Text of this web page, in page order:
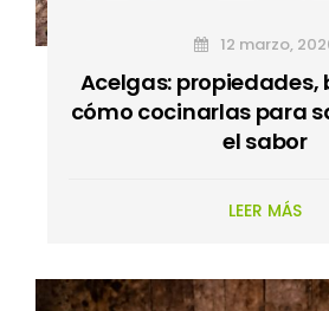
12 marzo,
Acelgas: propiedades,
cómo cocinarlas para
el sabor
LEER MÁS